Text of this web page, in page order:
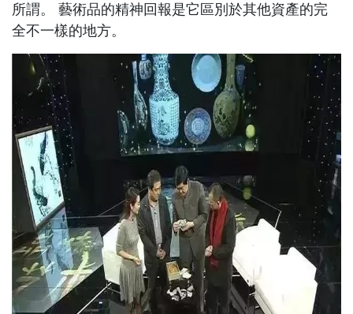
所謂。 藝術品的精神回報是它區別於其他資產的完
全不一樣的地方。